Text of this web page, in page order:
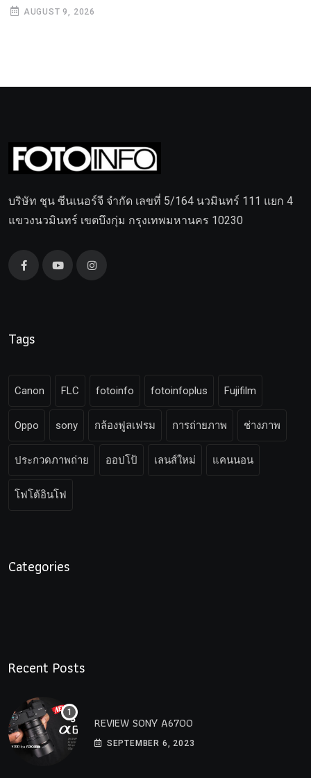
AUGUST 9, 2026
บริษัท ชุน ซีนเนอร์จี จำกัด เลขที่ 5/164 นวมินทร์ 111 แยก 4
แขวงนวมินทร์ เขตบึงกุ่ม กรุงเทพมหานคร 10230
Tags
Canon FLC fotoinfo fotoinfoplus Fujifilm
Oppo sony กล้องฟูลเฟรม การถ่ายภาพ ช่างภาพ
ประกวดภาพถ่าย ออปโป้ เลนส์ใหม่ แคนนอน
โฟโต้อินโฟ
Categories
Recent Posts
REVIEW SONY A6700
SEPTEMBER 6, 2023